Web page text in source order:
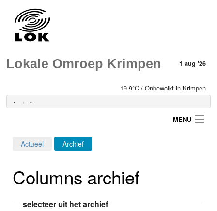
Lokale Omroep Krimpen 1 aug '26
19.9°C / Onbewolkt in Krimpen
- -
MENU
Home
Programma's
Actueel Archief
Columns archief
selecteer uit het archief